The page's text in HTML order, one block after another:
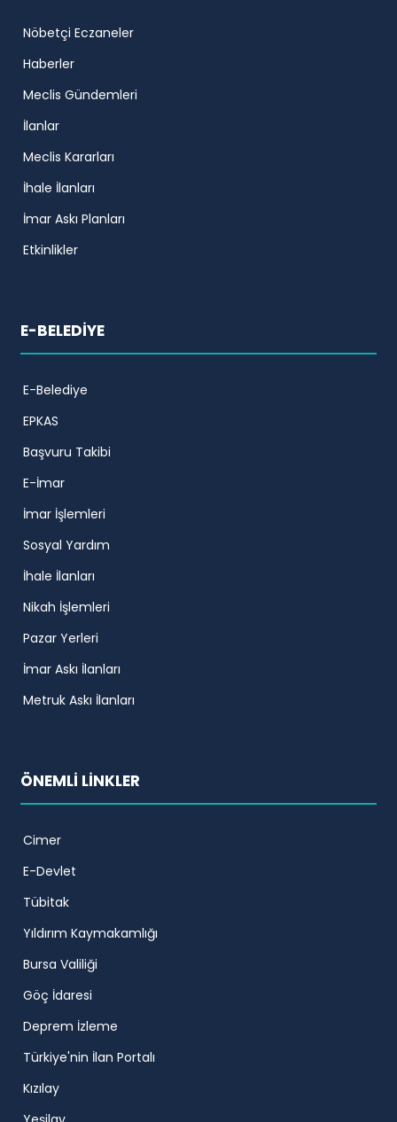
Nöbetçi Eczaneler
Haberler
Meclis Gündemleri
İlanlar
Meclis Kararları
İhale İlanları
İmar Askı Planları
Etkinlikler
E-BELEDİYE
E-Belediye
EPKAS
Başvuru Takibi
E-İmar
İmar İşlemleri
Sosyal Yardım
İhale İlanları
Nikah İşlemleri
Pazar Yerleri
İmar Askı İlanları
Metruk Askı İlanları
ÖNEMLİ LİNKLER
Cimer
E-Devlet
Tübitak
Yıldırım Kaymakamlığı
Bursa Valiliği
Göç İdaresi
Deprem İzleme
Türkiye'nin İlan Portalı
Kızılay